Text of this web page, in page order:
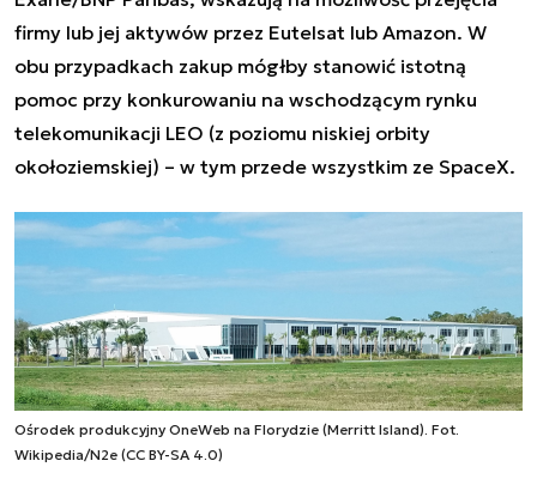
firmy lub jej aktywów przez Eutelsat lub Amazon. W
obu przypadkach zakup mógłby stanowić istotną
pomoc przy konkurowaniu na wschodzącym rynku
telekomunikacji LEO (z poziomu niskiej orbity
okołoziemskiej) – w tym przede wszystkim ze SpaceX.
Ośrodek produkcyjny OneWeb na Florydzie (Merritt Island). Fot.
Wikipedia/N2e (CC BY-SA 4.0)